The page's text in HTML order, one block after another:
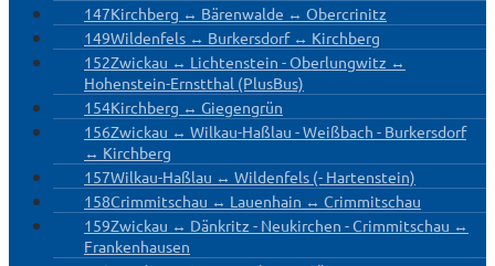
147Kirchberg ↔ Bärenwalde ↔ Obercrinitz
149Wildenfels ↔ Burkersdorf ↔ Kirchberg
152Zwickau ↔ Lichtenstein - Oberlungwitz ↔
Hohenstein-Ernstthal (PlusBus)
154Kirchberg ↔ Giegengrün
156Zwickau ↔ Wilkau-Haßlau - Weißbach - Burkersdorf
↔ Kirchberg
157Wilkau-Haßlau ↔ Wildenfels (- Hartenstein)
158Crimmitschau ↔ Lauenhain ↔ Crimmitschau
159Zwickau ↔ Dänkritz - Neukirchen - Crimmitschau ↔
Frankenhausen